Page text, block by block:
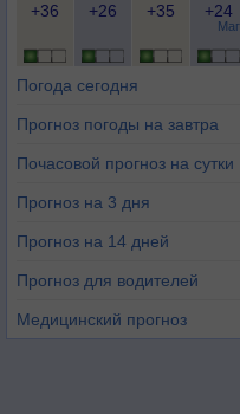
+36 +26 +35 +24
Погода сегодня
Прогноз погоды на завтра
Почасовой прогноз на сутки
Прогноз на 3 дня
Прогноз на 14 дней
Прогноз для водителей
Медицинский прогноз